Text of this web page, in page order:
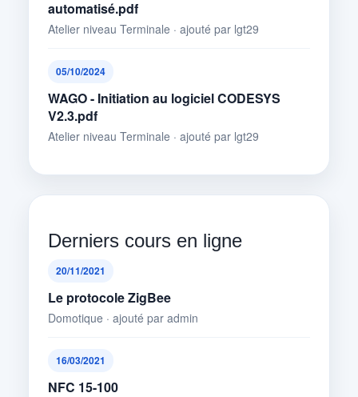
automatisé.pdf
Atelier niveau Terminale · ajouté par lgt29
05/10/2024
WAGO - Initiation au logiciel CODESYS
V2.3.pdf
Atelier niveau Terminale · ajouté par lgt29
Derniers cours en ligne
20/11/2021
Le protocole ZigBee
Domotique · ajouté par admin
16/03/2021
NFC 15-100